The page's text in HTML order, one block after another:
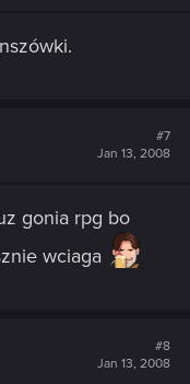
#7
Jan 13, 2008
gonia rpg bo
wciaga
#8
Jan 13, 2008